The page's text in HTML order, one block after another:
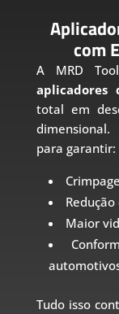
com
A MRD
aplicadores
total em
para garantir:
Maior
Tudo isso